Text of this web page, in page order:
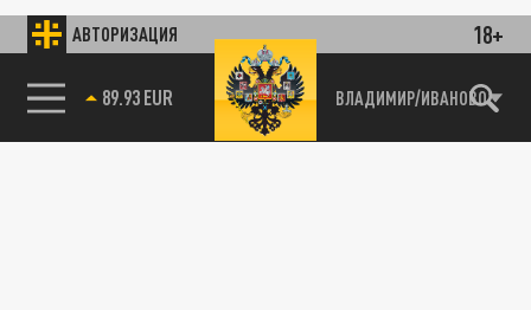
АВТОРИЗАЦИЯ 18+
85.64 BRENT ВЛАДИМИР/ИВАНОВО
заведение...